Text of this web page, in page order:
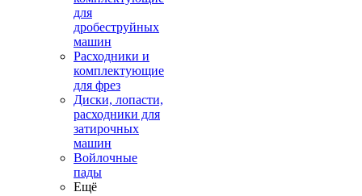
для
дробеструйных
машин
Расходники и
комплектующие
для фрез
Диски, лопасти,
расходники для
затирочных
машин
Войлочные
пады
Ещё